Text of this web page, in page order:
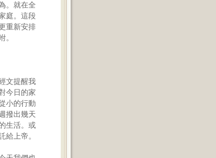
。就在全
庭。這段
重新安排
。
文提醒我
今日的家
小的行動
撥出幾天
生活。或
給上帝。